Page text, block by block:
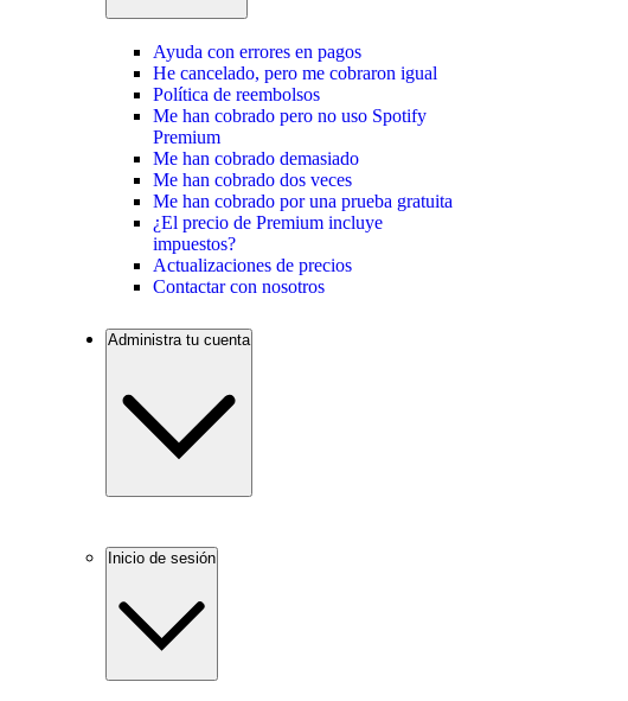
Ayuda con errores en pagos
He cancelado, pero me cobraron igual
Política de reembolsos
Me han cobrado pero no uso Spotify
Premium
Me han cobrado demasiado
Me han cobrado dos veces
Me han cobrado por una prueba gratuita
¿El precio de Premium incluye
impuestos?
Actualizaciones de precios
Contactar con nosotros
Administra tu cuenta
Inicio de sesión